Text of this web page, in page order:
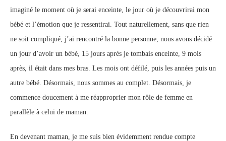
imaginé le moment où je serai enceinte, le jour où je découvrirai mon
bébé et l’émotion que je ressentirai. Tout naturellement, sans que rien
ne soit compliqué, j’ai rencontré la bonne personne, nous avons décidé
un jour d’avoir un bébé, 15 jours après je tombais enceinte, 9 mois
après, il était dans mes bras. Les mois ont défilé, puis les années puis un
autre bébé. Désormais, nous sommes au complet. Désormais, je
commence doucement à me réapproprier mon rôle de femme en
parallèle à celui de maman.
En devenant maman, je me suis bien évidemment rendue compte